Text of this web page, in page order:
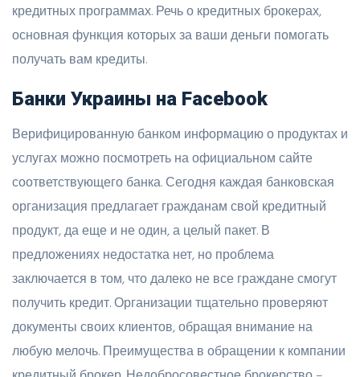
кредитных программах. Речь о кредитных брокерах,
основная функция которых за ваши деньги помогать
получать вам кредиты.
Банки Украины на Facebook
Верифицированную банком информацию о продуктах и
услугах можно посмотреть на официальном сайте
соответствующего банка. Сегодня каждая банковская
организация предлагает гражданам свой кредитный
продукт, да еще и не один, а целый пакет. В
предложениях недостатка нет, но проблема
заключается в том, что далеко не все граждане смогут
получить кредит. Организации тщательно проверяют
документы своих клиентов, обращая внимание на
любую мелочь. Преимущества в обращении к компании